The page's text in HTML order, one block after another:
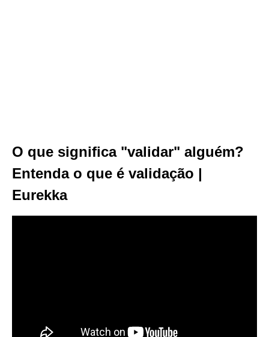
O que significa "validar" alguém?
Entenda o que é validação |
Eurekka